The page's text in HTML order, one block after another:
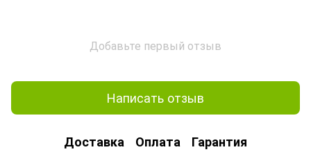
Добавьте первый отзыв
Написать отзыв
Доставка Оплата Гарантия